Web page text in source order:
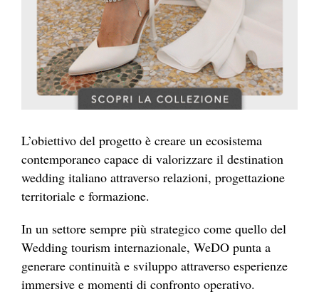
L’obiettivo del progetto è creare un ecosistema
contemporaneo capace di valorizzare il destination
wedding italiano attraverso relazioni, progettazione
territoriale e formazione.
In un settore sempre più strategico come quello del
Wedding tourism internazionale, WeDO punta a
generare continuità e sviluppo attraverso esperienze
immersive e momenti di confronto operativo.